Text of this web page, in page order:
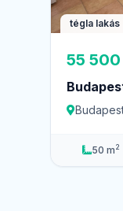
tégla lakás
55
50 m2